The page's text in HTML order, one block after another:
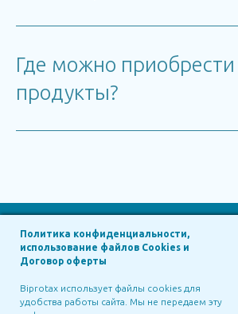
Где можно
продукты?
Biprotax, LLC Siberian
Политика конфиденциальности,
использование файлов Cookies и
Договор оферты
Biprotax использует файлы cookies для
удобства работы сайта. Мы не передаем эту